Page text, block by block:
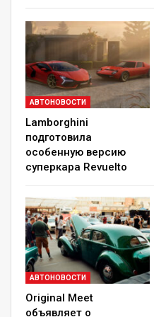
Chevrolet Sonic Premier
1 / 4
Chevrolet Sonic Premier
2 / 4
Chevrolet Sonic Premier
3 / 4
АВТОНОВОСТИ
Lamborghini
подготовила
особенную версию
суперкара Revuelto
АВТОНОВОСТИ
Original Meet
объявляет о